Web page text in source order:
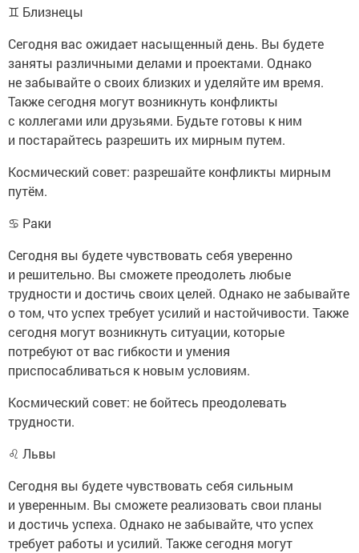
♊ Близнецы
Сегодня вас ожидает насыщенный день. Вы будете
заняты различными делами и проектами. Однако
не забывайте о своих близких и уделяйте им время.
Также сегодня могут возникнуть конфликты
с коллегами или друзьями. Будьте готовы к ним
и постарайтесь разрешить их мирным путем.
Космический совет: разрешайте конфликты мирным
путём.
♋ Раки
Сегодня вы будете чувствовать себя уверенно
и решительно. Вы сможете преодолеть любые
трудности и достичь своих целей. Однако не забывайте
о том, что успех требует усилий и настойчивости. Также
сегодня могут возникнуть ситуации, которые
потребуют от вас гибкости и умения
приспосабливаться к новым условиям.
Космический совет: не бойтесь преодолевать
трудности.
♌ Львы
Сегодня вы будете чувствовать себя сильным
и уверенным. Вы сможете реализовать свои планы
и достичь успеха. Однако не забывайте, что успех
требует работы и усилий. Также сегодня могут